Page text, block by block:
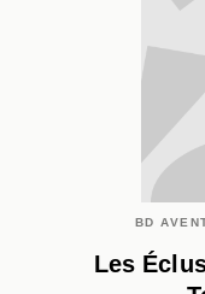
BD
Les